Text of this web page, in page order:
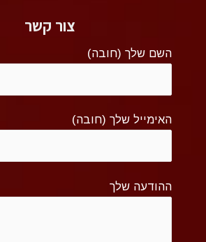
צור קשר
השם שלך (חובה)
האימייל שלך (חובה)
ההודעה שלך